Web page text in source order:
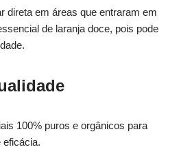
direta em áreas que entraram em
de laranja doce, pois pode
100% puros e orgânicos para
eficácia.